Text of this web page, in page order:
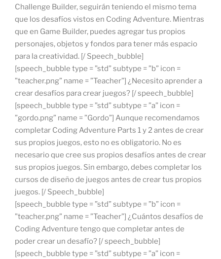
Challenge Builder, seguirán teniendo el mismo tema
que los desafíos vistos en Coding Adventure. Mientras
que en Game Builder, puedes agregar tus propios
personajes, objetos y fondos para tener más espacio
para la creatividad. [/ Speech_bubble]
[speech_bubble type = ”std” subtype = ”b” icon =
”teacher.png” name = ”Teacher”] ¿Necesito aprender a
crear desafíos para crear juegos? [/ speech_bubble]
[speech_bubble type = ”std” subtype = ”a” icon =
”gordo.png” name = ”Gordo”] Aunque recomendamos
completar Coding Adventure Parts 1 y 2 antes de crear
sus propios juegos, esto no es obligatorio. No es
necesario que cree sus propios desafíos antes de crear
sus propios juegos. Sin embargo, debes completar los
cursos de diseño de juegos antes de crear tus propios
juegos. [/ Speech_bubble]
[speech_bubble type = ”std” subtype = ”b” icon =
”teacher.png” name = ”Teacher”] ¿Cuántos desafíos de
Coding Adventure tengo que completar antes de
poder crear un desafío? [/ speech_bubble]
[speech_bubble type = ”std” subtype = ”a” icon =